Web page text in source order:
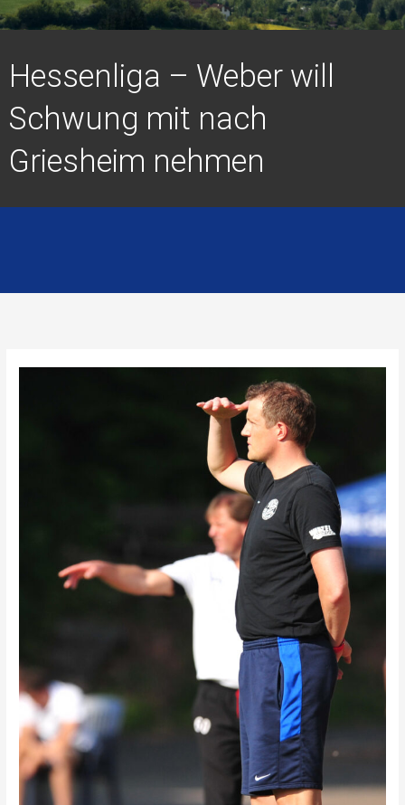
Hessenliga – Weber will
Schwung mit nach
Griesheim nehmen